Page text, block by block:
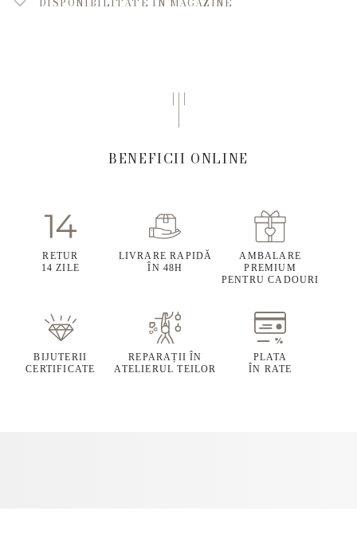
BENEFICII ONLINE
RETUR
14 ZILE
LIVRARE RAPIDĂ
ÎN 48H
AMBALARE
PREMIUM
PENTRU CADOURI
BIJUTERII
CERTIFICATE
REPARAȚII ÎN
ATELIERUL TEILOR
PLATA
ÎN RATE